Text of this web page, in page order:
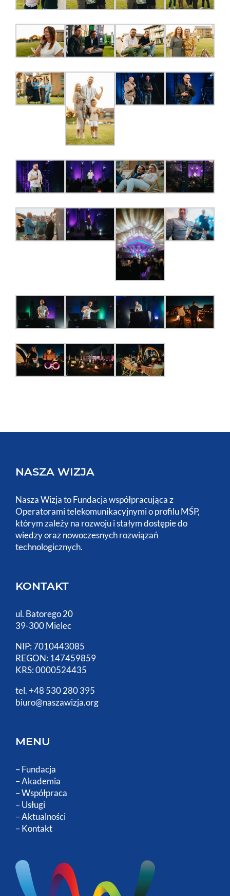
NASZA WIZJA
Nasza Wizja to Fundacja współpracująca z
Operatorami telekomunikacyjnymi o profilu MŚP,
którym zależy na rozwoju i stałym dostępie do
wiedzy oraz nowoczesnych rozwiązań
technologicznych.
KONTAKT
ul. Batorego 20
39-300 Mielec
NIP: 7010443085
REGON: 147459859
KRS: 0000524435
tel. +48 530 280 395
biuro@naszawizja.org
MENU
–Fundacja
–Akademia
–Współpraca
–Usługi
–Aktualności
–Kontakt